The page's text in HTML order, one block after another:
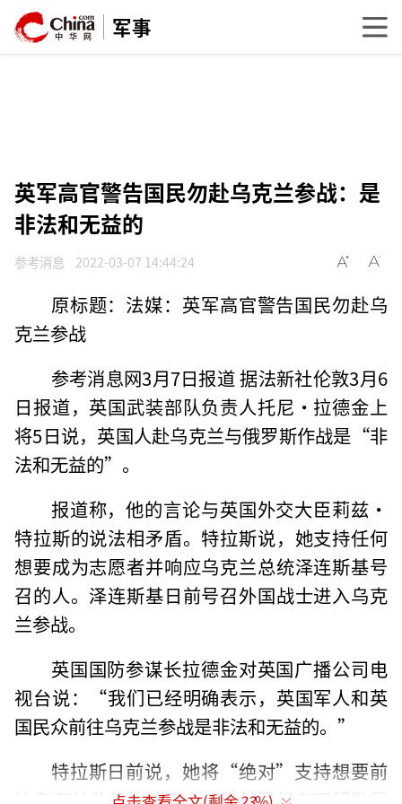
军事
英军高官警告国民勿赴乌克兰参战：是
非法和无益的
参考消息 2022-03-07 14:44:24
原标题：法媒：英军高官警告国民勿赴乌
克兰参战
参考消息网3月7日报道 据法新社伦敦3月6
日报道，英国武装部队负责人托尼·拉德金上
将5日说，英国人赴乌克兰与俄罗斯作战是“非
法和无益的”。
报道称，他的言论与英国外交大臣莉兹·
特拉斯的说法相矛盾。特拉斯说，她支持任何
想要成为志愿者并响应乌克兰总统泽连斯基号
召的人。泽连斯基日前号召外国战士进入乌克
兰参战。
英国国防参谋长拉德金对英国广播公司电
视台说：“我们已经明确表示，英国军人和英
国民众前往乌克兰参战是非法和无益的。”
特拉斯日前说，她将“绝对”支持想要前